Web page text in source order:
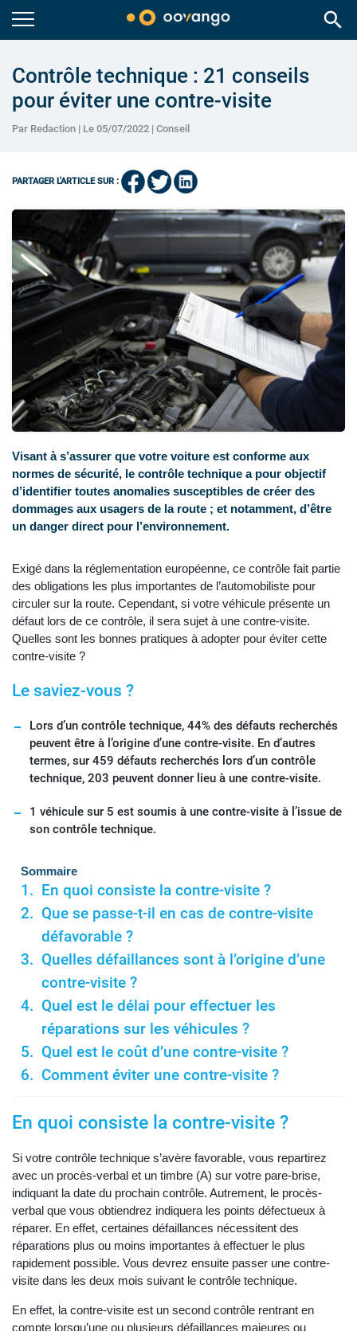
search
Contrôle technique : 21 conseils
pour éviter une contre-visite
Par Redaction | Le 05/07/2022 | Conseil
PARTAGER L'ARTICLE SUR :
Visant à s’assurer que votre voiture est conforme aux
normes de sécurité, le contrôle technique a pour objectif
d’identifier toutes anomalies susceptibles de créer des
dommages aux usagers de la route ; et notamment, d’être
un danger direct pour l’environnement.
Exigé dans la réglementation européenne, ce contrôle fait partie
des obligations les plus importantes de l’automobiliste pour
circuler sur la route. Cependant, si votre véhicule présente un
défaut lors de ce contrôle, il sera sujet à une contre-visite.
Quelles sont les bonnes pratiques à adopter pour éviter cette
contre-visite ?
Le saviez-vous ?
Lors d’un contrôle technique, 44% des défauts recherchés
peuvent être à l’origine d’une contre-visite. En d’autres
termes, sur 459 défauts recherchés lors d’un contrôle
technique, 203 peuvent donner lieu à une contre-visite.
1 véhicule sur 5 est soumis à une contre-visite à l’issue de
son contrôle technique.
Sommaire
En quoi consiste la contre-visite ?
Que se passe-t-il en cas de contre-visite
défavorable ?
Quelles défaillances sont à l’origine d’une
contre-visite ?
Quel est le délai pour effectuer les
réparations sur les véhicules ?
Quel est le coût d’une contre-visite ?
Comment éviter une contre-visite ?
En quoi consiste la contre-visite ?
Si votre contrôle technique s’avère favorable, vous repartirez
avec un procès-verbal et un timbre (A) sur votre pare-brise,
indiquant la date du prochain contrôle. Autrement, le procès-
verbal que vous obtiendrez indiquera les points défectueux à
réparer. En effet, certaines défaillances nécessitent des
réparations plus ou moins importantes à effectuer le plus
rapidement possible. Vous devrez ensuite passer une contre-
visite dans les deux mois suivant le contrôle technique.
En effet, la contre-visite est un second contrôle rentrant en
compte lorsqu’une ou plusieurs défaillances majeures ou